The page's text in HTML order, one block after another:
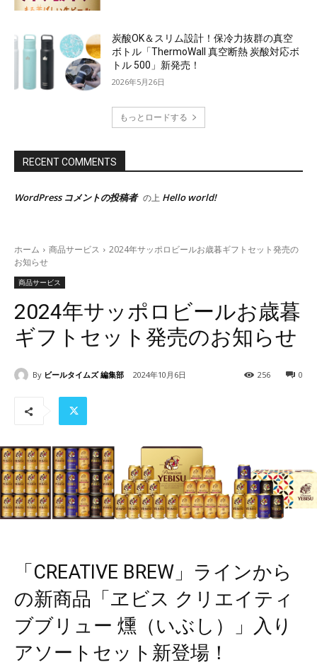
炭酸OK＆スリム設計！保冷力抜群の真空
ボトル「ThermoWall 真空断熱 炭酸対応ボ
トル 500」新発売！
2026年5月26日
もっとロードする
RECENT COMMENTS
WordPress コメントの投稿者 の上 Hello world!